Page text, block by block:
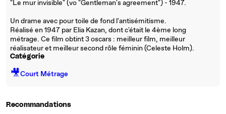
"Le mur invisible" (vo "Gentleman's agreement") - 1947.
Un drame avec pour toile de fond l'antisémitisme.
Réalisé en 1947 par Elia Kazan, dont c'était le 4ème long
métrage. Ce film obtint 3 oscars : meilleur film, meilleur
réalisateur et meilleur second rôle féminin (Celeste Holm).
Catégorie
🎥Court Métrage
Recommandations